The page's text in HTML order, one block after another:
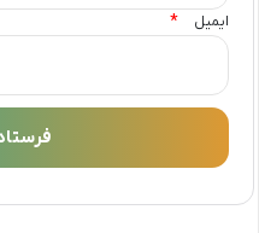
ایمیل *